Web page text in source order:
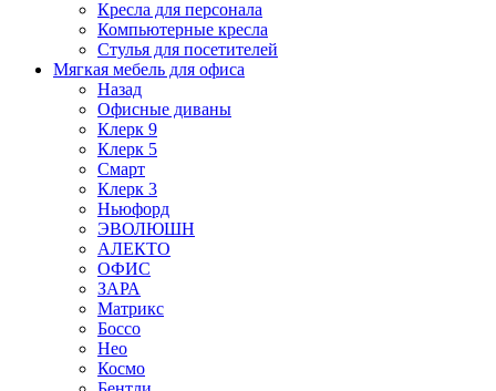
Кресла для персонала
Компьютерные кресла
Стулья для посетителей
Мягкая мебель для офиса
Назад
Офисные диваны
Клерк 9
Клерк 5
Смарт
Клерк 3
Ньюфорд
ЭВОЛЮШН
АЛЕКТО
ОФИС
ЗАРА
Матрикс
Боссо
Нео
Космо